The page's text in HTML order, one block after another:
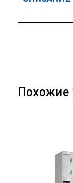
Похожие